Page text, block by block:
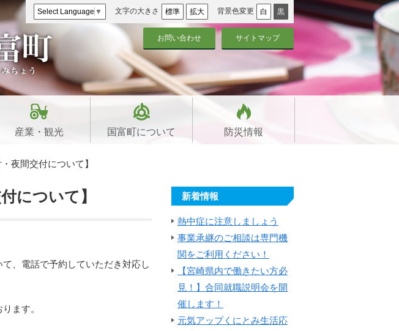
Select Language ▼ 文字の大きさ 標準 拡大 背景色変更 白 黒
お問い合わせ サイトマップ
産業・観光 国富町について 防災情報
夜間交付について】
について】
、電話で予約していただき対応し
ます。
新着情報
熱中症に注意しましょう
事業承継のご相談は専門機
関をご利用ください！
【宮崎県内で働きたい方必
見！】合同就職説明会を開
催します！
元気アップくにとみ生活応